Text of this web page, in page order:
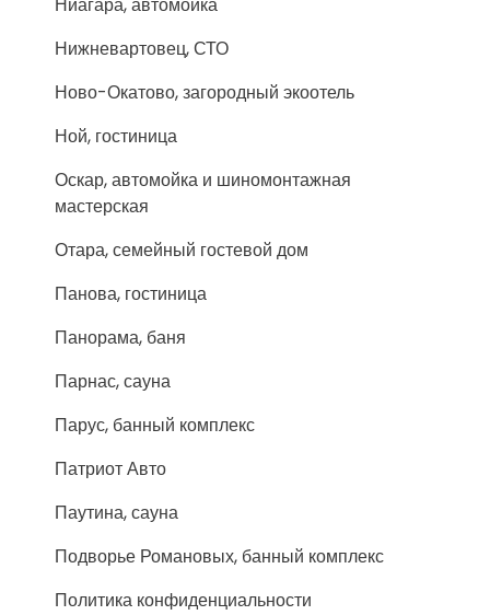
Ниагара, автомойка
Нижневартовец, СТО
Ново-Окатово, загородный экоотель
Ной, гостиница
Оскар, автомойка и шиномонтажная
мастерская
Отара, семейный гостевой дом
Панова, гостиница
Панорама, баня
Парнас, сауна
Парус, банный комплекс
Патриот Авто
Паутина, сауна
Подворье Романовых, банный комплекс
Политика конфиденциальности